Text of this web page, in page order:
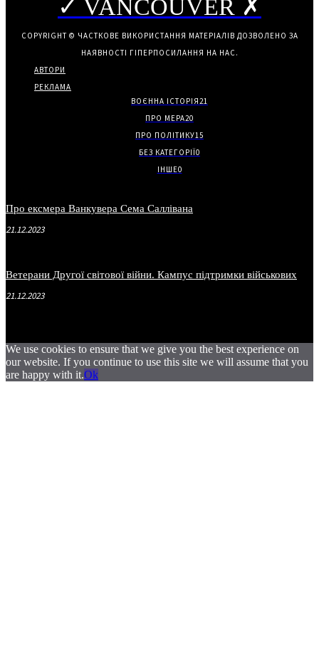
✓ VANCOUVER ✗
COPYRIGHT © ЧАСТКОВЕ ВИКОРИСТАННЯ МАТЕРІАЛІВ ДОЗВОЛЕНО ЗА
НАЯВНОСТІ ГІПЕРПОСИЛАННЯ НА НАС.
АВТОРИ
РЕКЛАМА
ВОЄННА ІСТОРІЯ21
ПРО МЕРА20
ПРО ПОЛІТИКУ15
БЕЗ КАТЕГОРІЇ0
ІНШЕ0
Про ексмера Ванкувера Сема Саллівана
21.12.2023
Ветерани Другої світової війни. Кампус підтримки військових
21.12.2023
We use cookies to ensure that we give you the best experience on
our website. If you continue to use this site we will assume that you
are happy with it.Ok